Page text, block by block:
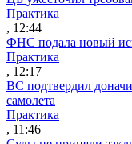
Практика
, 12:44
ФНС подала новый
Практика
, 12:17
ВС подтвердил
самолета
Практика
, 11:46